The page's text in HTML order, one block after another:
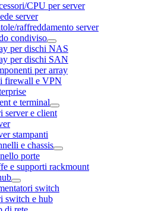
CPU per server
server
raffreddamento server
condiviso
per dischi NAS
per dischi SAN
per array
firewall e VPN
e terminal
server e client
stampanti
e chassis
porte
e supporti rackmount
switch
switch e hub